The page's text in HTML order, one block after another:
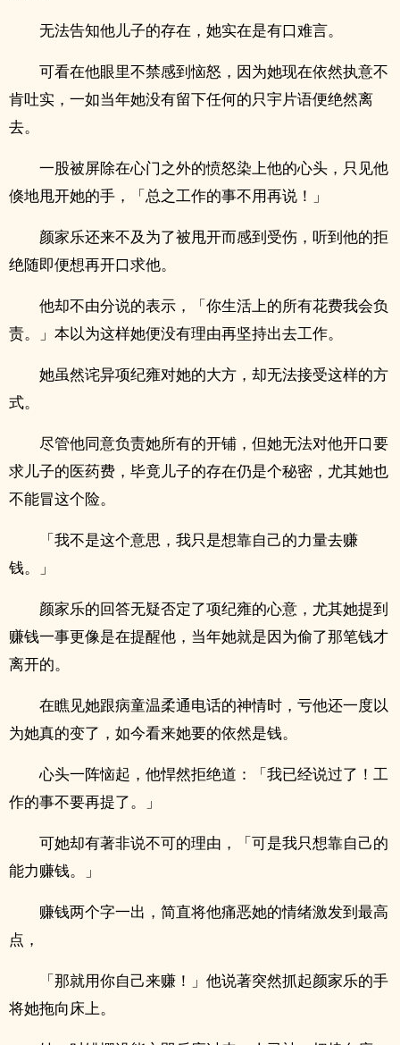
无法告知他儿子的存在，她实在是有口难言。
可看在他眼里不禁感到恼怒，因为她现在依然执意不
肯吐实，一如当年她没有留下任何的只宇片语便绝然离
去。
一股被屏除在心门之外的愤怒染上他的心头，只见他
倏地甩开她的手，「总之工作的事不用再说！」
颜家乐还来不及为了被甩开而感到受伤，听到他的拒
绝随即便想再开口求他。
他却不由分说的表示，「你生活上的所有花费我会负
责。」本以为这样她便没有理由再坚持出去工作。
她虽然诧异项纪雍对她的大方，却无法接受这样的方
式。
尽管他同意负责她所有的开铺，但她无法对他开口要
求儿子的医药费，毕竟儿子的存在仍是个秘密，尤其她也
不能冒这个险。
「我不是这个意思，我只是想靠自己的力量去赚
钱。」
颜家乐的回答无疑否定了项纪雍的心意，尤其她提到
赚钱一事更像是在提醒他，当年她就是因为偷了那笔钱才
离开的。
在瞧见她跟病童温柔通电话的神情时，亏他还一度以
为她真的变了，如今看来她要的依然是钱。
心头一阵恼起，他悍然拒绝道：「我已经说过了！工
作的事不要再提了。」
可她却有著非说不可的理由，「可是我只想靠自己的
能力赚钱。」
赚钱两个字一出，简直将他痛恶她的情绪激发到最高
点，
「那就用你自己来赚！」他说著突然抓起颜家乐的手
将她拖向床上。